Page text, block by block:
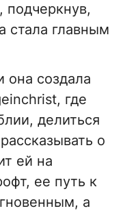
подчеркнув,
стала главным
она создала
где
делиться
о
ей на
ее путь к
а